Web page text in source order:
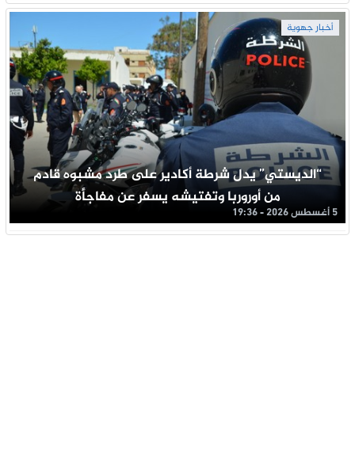
أخبار جهوية
“الديستي” يدل شرطة أكادير على طرد مشبوه قادم
من أوروربا وتفتيشه يسفر عن مفاجأة
5 أغسطس 2026 - 19:36